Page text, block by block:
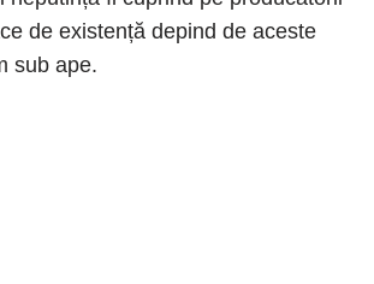
de existență depind de aceste
sub ape.